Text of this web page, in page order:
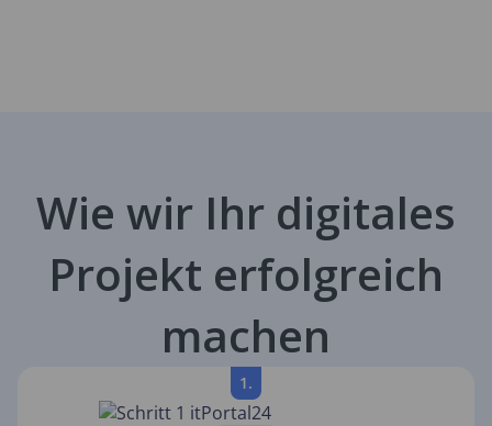
Wie wir Ihr digitales
Projekt erfolgreich
machen
1.